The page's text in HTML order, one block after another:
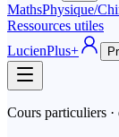
MathsPhysique/
Ressources utiles
LucienPlus+
Cours particuliers ·